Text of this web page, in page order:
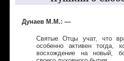
Дунаев М.М.: —
Святые Отцы учат, что
особенно активен тогда,
восхождение на новый,